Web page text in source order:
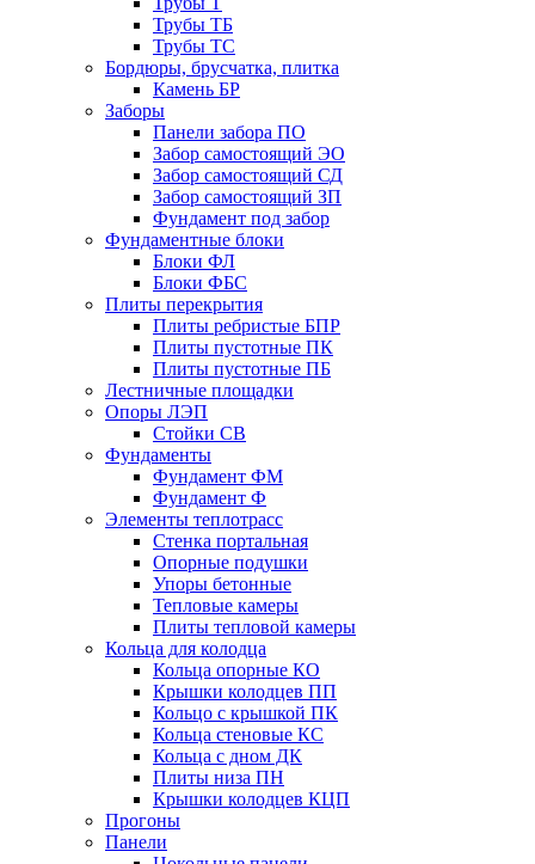
Трубы ТБ
Трубы ТС
Бордюры, брусчатка, плитка
Камень БР
Заборы
Панели забора ПО
Забор самостоящий ЭО
Забор самостоящий СД
Забор самостоящий ЗП
Фyндамент под забор
Фундаментные блоки
Блоки ФЛ
Блоки ФБС
Плиты перекрытия
Плиты ребристые БПР
Плиты пустотные ПК
Плиты пустотные ПБ
Лестничные площадки
Опоры ЛЭП
Стойки СВ
Фундаменты
Фyндамент ФМ
Фyндамент Ф
Элементы теплотрасс
Стенка портальная
Опорные подушки
Упоры бетонные
Тепловые камеры
Плиты тепловой камеры
Кольца для колодца
Кольца опорные КО
Крышки колодцев ПП
Кольцо с крышкой ПК
Кольца стеновые КС
Кольца с дном ДК
Плиты низа ПН
Крышки колодцев КЦП
Прогоны
Панели